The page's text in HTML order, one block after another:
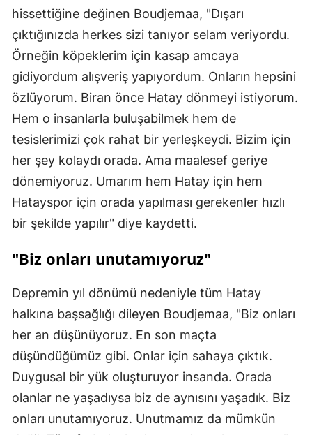
hissettiğine değinen Boudjemaa, "Dışarı
çıktığınızda herkes sizi tanıyor selam veriyordu.
Örneğin köpeklerim için kasap amcaya
gidiyordum alışveriş yapıyordum. Onların hepsini
özlüyorum. Biran önce Hatay dönmeyi istiyorum.
Hem o insanlarla buluşabilmek hem de
tesislerimizi çok rahat bir yerleşkeydi. Bizim için
her şey kolaydı orada. Ama maalesef geriye
dönemiyoruz. Umarım hem Hatay için hem
Hatayspor için orada yapılması gerekenler hızlı
bir şekilde yapılır" diye kaydetti.
"Biz onları unutamıyoruz"
Depremin yıl dönümü nedeniyle tüm Hatay
halkına başsağlığı dileyen Boudjemaa, "Biz onları
her an düşünüyoruz. En son maçta
düşündüğümüz gibi. Onlar için sahaya çıktık.
Duygusal bir yük oluşturuyor insanda. Orada
olanlar ne yaşadıysa biz de aynısını yaşadık. Biz
onları unutamıyoruz. Unutmamız da mümkün